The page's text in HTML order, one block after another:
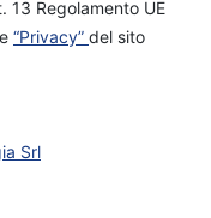
13 Regolamento UE
“Privacy” del sito
Srl